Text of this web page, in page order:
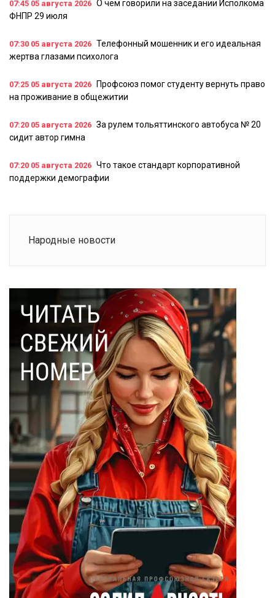
07:45 05 августа 2026 О чем говорили на заседании Исполкома
ФНПР 29 июля
07:30 05 августа 2026 Телефонный мошенник и его идеальная
жертва глазами психолога
07:25 05 августа 2026
Профсоюз помог студенту вернуть право
на проживание в общежитии
07:20 05 августа 2026 За рулем тольяттинского автобуса № 20
сидит автор гимна
07:20 05 августа 2026 Что такое стандарт корпоративной
поддержки демографии
Народные новости